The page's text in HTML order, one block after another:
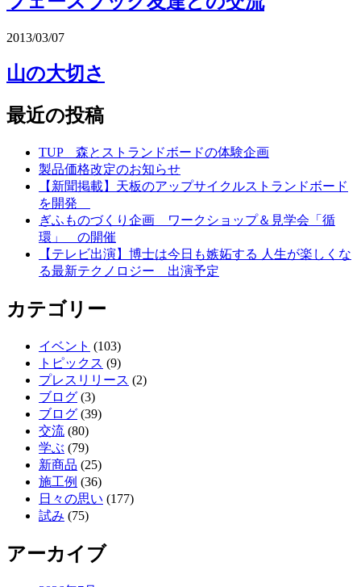
2013/03/07
山の大切さ
最近の投稿
TUP 森とストランドボードの体験企画
製品価格改定のお知らせ
【新聞掲載】天板のアップサイクルストランドボード
を開発
ぎふものづくり企画 ワークショップ＆見学会「循
環」 の開催
【テレビ出演】博士は今日も嫉妬する 人生が楽しくな
る最新テクノロジー 出演予定
カテゴリー
イベント (103)
トピックス (9)
プレスリリース (2)
ブログ (3)
ブログ (39)
交流 (80)
学ぶ (79)
新商品 (25)
施工例 (36)
日々の思い (177)
試み (75)
アーカイブ